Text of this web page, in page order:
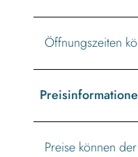
Öffnungszeiten
Preise können